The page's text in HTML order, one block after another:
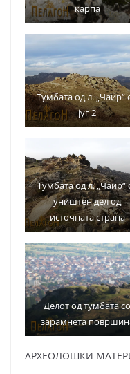
карпа
Тумбата од л. „Чаир“
југ 2
Тумбата од л. „Чаир“
уништен дел од
источната страна
Делот од тумбата со
зарамнета
АРХЕОЛОШКИ